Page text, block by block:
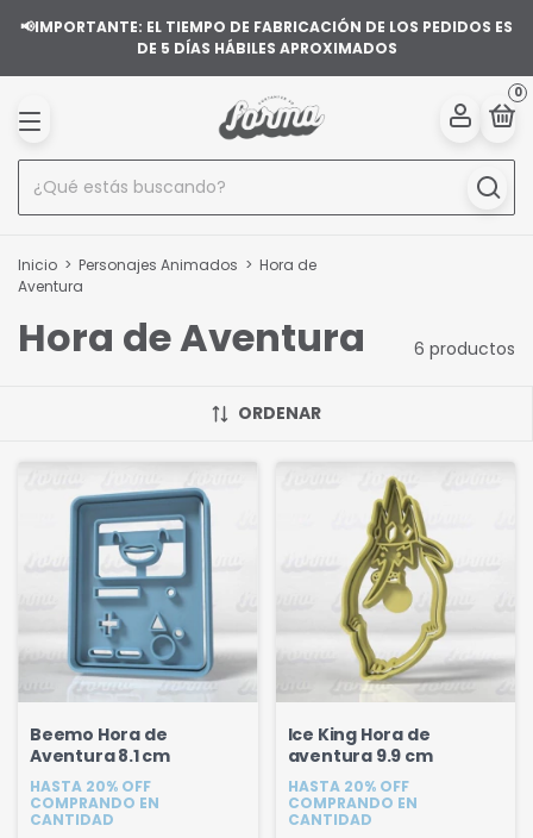
📢IMPORTANTE: EL TIEMPO DE FABRICACIÓN DE LOS PEDIDOS ES
DE 5 DÍAS HÁBILES APROXIMADOS
0
Inicio > Personajes Animados > Hora de
Aventura
Hora de Aventura 6 productos
ORDENAR
Beemo Hora de
Aventura 8.1 cm
HASTA 20% OFF
COMPRANDO EN
CANTIDAD
Ice King Hora de
aventura 9.9 cm
HASTA 20% OFF
COMPRANDO EN
CANTIDAD